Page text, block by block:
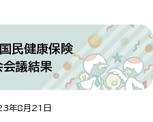
民健康保険
会議結果
年8月21日